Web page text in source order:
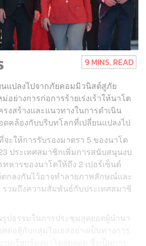
9 MINS. READ
แปลงไปจากภัยคอมมิวนิสต์สู่ภัย
ย่างการก่อการร้ายเร่งเร้าให้นาโต
รงสร้างและแนวทางในการดำเนิน
ดคล้องกับบริบทโลกที่เปลี่ยนแปลงไป
จะให้การรับรองมาตรา 5 ของนาโต
ประเทศสมาชิกเพิ่มการสนับสนุนงบ
หารของนาโตให้ถึง 2 เปอร์เซ็นต์
กลงกันไว้อาจทำลายภาพลักษณ์และ
รวมถึงความสัมพันธ์กับประเทศสมาชิ
รูปธรรมในการประชุมสุดยอดผู้นำนา
ต่อสู้กับกลุ่มไอเอสอย่างเป็นทางการ